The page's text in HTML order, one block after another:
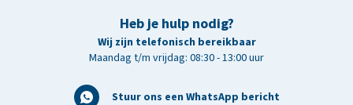
Heb je hulp nodig?
Wij zijn telefonisch bereikbaar
Maandag t/m vrijdag: 08:30 - 13:00 uur
Stuur ons een WhatsApp bericht